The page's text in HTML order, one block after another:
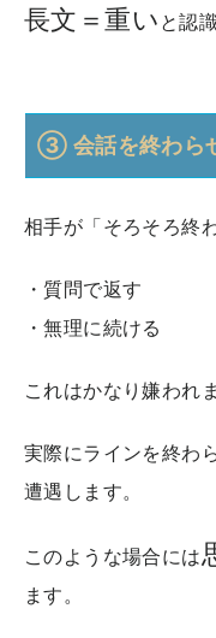
長文＝重い と認
③ 会話を終わら
相手が「そろそろ終
・質問で返す
・無理に続ける
これはかなり嫌われま
実際にラインを終わ
遭遇します。
このような場合には
ます。